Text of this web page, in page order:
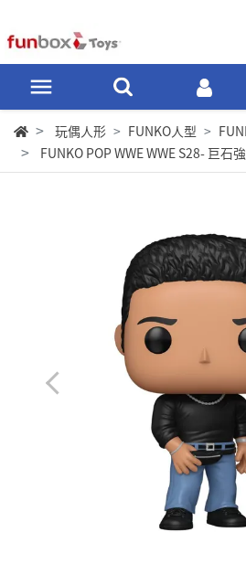
玩偶人形 FUNKO人型
FUNKO POP WWE WWE S28- 巨石